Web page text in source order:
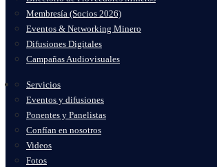
Membresía (Socios 2026)
Eventos & Networking Minero
Difusiones Digitales
Campañas Audiovisuales
Servicios
Eventos y difusiones
Ponentes y Panelistas
Confían en nosotros
Videos
Fotos